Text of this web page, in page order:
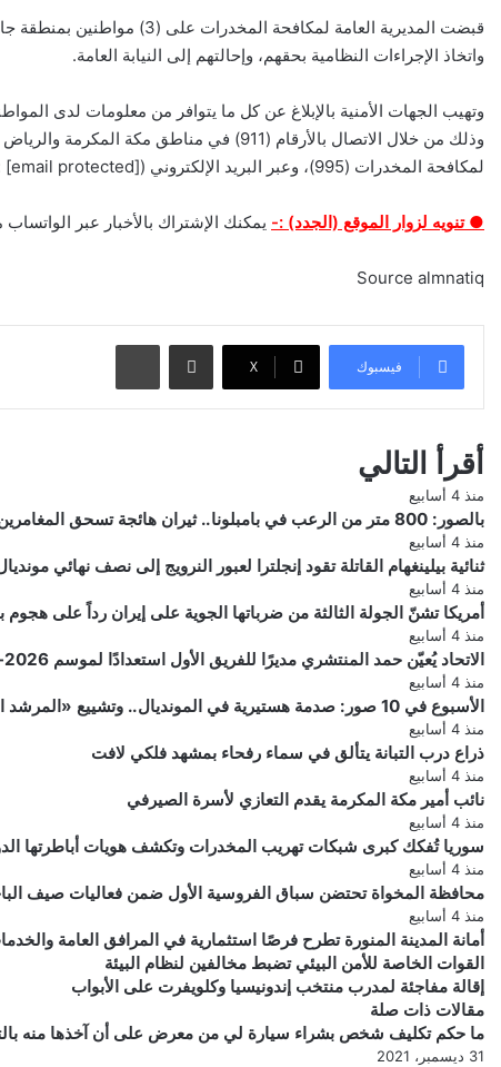
واتخاذ الإجراءات النظامية بحقهم، وإحالتهم إلى النيابة العامة.
وتهيب الجهات الأمنية بالإبلاغ عن كل ما يتوافر من معلومات لدى
لمكافحة المخدرات (995)، وعبر البريد الإلكتروني (mail: [email protected])، وستعالج جميع البلاغات بسرية تامة.
● تنويه لزوار الموقع (الجدد) :- يمكنك الإشتراك بالأخبار عبر الواتساب
Source almnatiq
فيسبوك ‫X
مشاركة عبر البريد طباعة
أقرأ التالي
منذ 4 أسابيع
بالصور: 800 متر من الرعب في بامبلونا.. ثيران هائجة تسحق المغامرين ولن تصدق ما يحدث في «حلبة الموت»!
منذ 4 أسابيع
ثنائية بيلينغهام القاتلة تقود إنجلترا لعبور النرويج إلى نصف نهائي مونديال
منذ 4 أسابيع
أمريكا تشنّ الجولة الثالثة من ضرباتها الجوية على إيران رداً على
منذ 4 أسابيع
الاتحاد يُعيّن حمد المنتشري مديرًا للفريق الأول استعدادًا لموسم 2026-2027
منذ 4 أسابيع
الأسبوع في 10 صور: صدمة هستيرية في المونديال.. وتشييع «المرشد الإيراني» يشعل العالم
منذ 4 أسابيع
ذراع درب التبانة يتألق في سماء رفحاء بمشهد فلكي لافت
منذ 4 أسابيع
نائب أمير مكة المكرمة يقدم التعازي لأسرة الصيرفي
منذ 4 أسابيع
سوريا تُفكك كبرى شبكات تهريب المخدرات وتكشف هويات أباطرتها
منذ 4 أسابيع
محافظة المخواة تحتضن سباق الفروسية الأول ضمن فعاليات صيف الباحة
منذ 4 أسابيع
أمانة المدينة المنورة تطرح فرصًا استثمارية في المرافق العامة
القوات
الخاصة
للأمن
البيئي
تضبط
القوات الخاصة للأمن البيئي تضبط مخالفين لنظام البيئة
إقالة
مفاجئة
لمدرب
منتخب
إقالة مفاجئة لمدرب منتخب إندونيسيا وكلويفرت على الأبواب
مقالات ذات صلة
ما حكم تكليف شخص بشراء سيارة لي من معرض على أن آخذها منه
31 ديسمبر، 2021